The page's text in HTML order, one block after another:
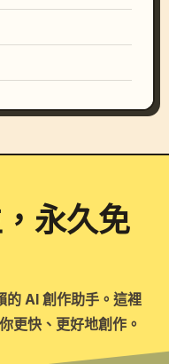
永久免
AI 創作助手。這裡
更快、更好地創作。